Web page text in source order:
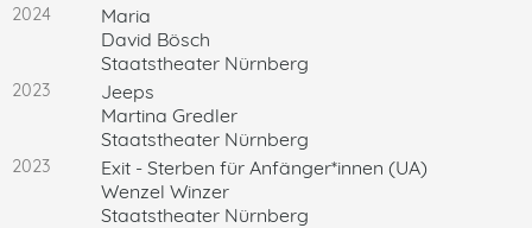
2024
Maria
David Bösch
Staatstheater Nürnberg
2023
Jeeps
Martina Gredler
Staatstheater Nürnberg
2023
Exit - Sterben für Anfänger*innen (UA)
Wenzel Winzer
Staatstheater Nürnberg